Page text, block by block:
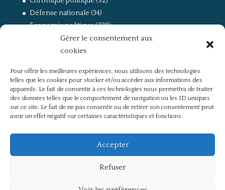
Gérer le consentement aux
cookies
Pour offrir les meilleures expériences, nous utilisons des technologies
telles que les cookies pour stocker et/ou accéder aux informations des
appareils. Le fait de consentir à ces technologies nous permettra de traiter
des données telles que le comportement de navigation ou les ID uniques
sur ce site. Le fait de ne pas consentir ou de retirer son consentement peut
avoir un effet négatif sur certaines caractéristiques et fonctions.
Accepter
Refuser
Défense nationale (34)
Economie politique(238)
(168)
La guerre, la Résistance et la Déportation
Non classé(42)
Partis politiques, intelligentsia, médias(750)
Présentation(4)
Références(57)